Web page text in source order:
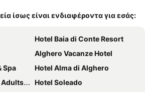
ίσως είναι ενδιαφέροντα για εσάς:
Hotel Baia di Conte Resort
Alghero Vacanze Hotel
Spa
Hotel Alma di Alghero
by Meliá
Hotel Soleado